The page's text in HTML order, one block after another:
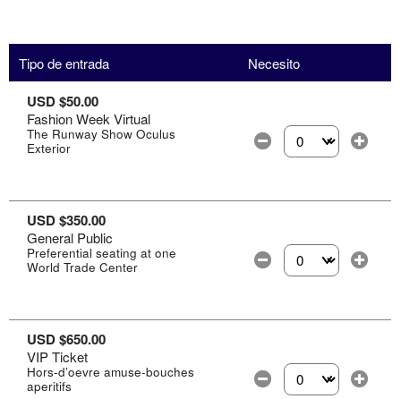
Tipo de entrada Necesito
USD $50.00
Fashion Week Virtual
The Runway Show Oculus
Exterior
Selecciona la
USD $350.00
General Public
Preferential seating at one
World Trade Center
Selecciona la
USD $650.00
VIP Ticket
Hors-d’oevre amuse-bouches
aperitifs
Selecciona la